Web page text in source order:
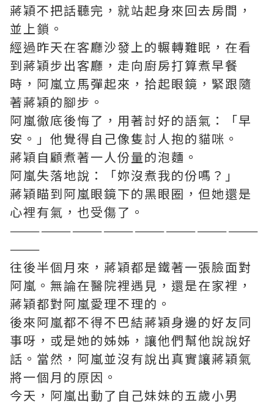
蔣穎不把話聽完，就站起身來回去房間，
並上鎖。
經過昨天在客廳沙發上的輾轉難眠，在看
到蔣穎步出客廳，走向廚房打算煮早餐
時，阿嵐立馬彈起來，拾起眼鏡，緊跟隨
著蔣穎的腳步。
阿嵐徹底後悔了，用著討好的語氣：「早
安。」他覺得自己像隻討人抱的貓咪。
蔣穎自顧煮著一人份量的泡麵。
阿嵐失落地說：「妳沒煮我的份嗎？」
蔣穎瞄到阿嵐眼鏡下的黑眼圈，但她還是
心裡有氣，也受傷了。
————————————————————————
———
往後半個月來，蔣穎都是鐵著一張臉面對
阿嵐。無論在醫院裡遇見，還是在家裡，
蔣穎都對阿嵐愛理不理的。
後來阿嵐都不得不巴結蔣穎身邊的好友同
事呀，或是她的姊姊，讓他們幫他說說好
話。當然，阿嵐並沒有說出真實讓蔣穎氣
將一個月的原因。
今天，阿嵐出動了自己妹妹的五歲小男